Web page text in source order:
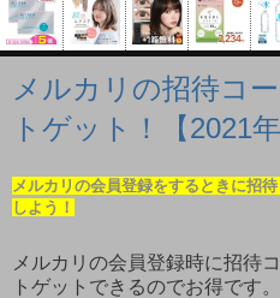
メルカリの招待コ
トゲット！【2021年
メルカリの会員登録をするときに招
しよう！
メルカリの会員登録時に招待
トゲットできるのでお得です。